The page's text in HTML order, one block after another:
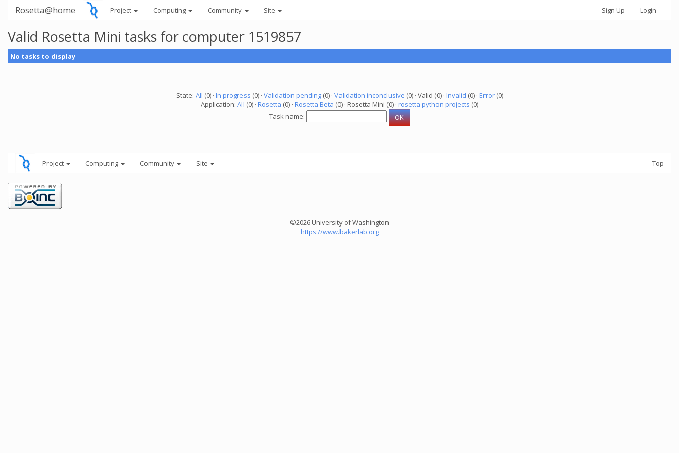
Rosetta@home Project Computing Community Site Sign Up Login
Valid Rosetta Mini tasks for computer 1519857
No tasks to display
State: All (0) · In progress (0) · Validation pending(0) · Validation inconclusive (0) · Valid (0) · Invalid (0) · Error(0)
Application: All (0) · Rosetta (0) · Rosetta Beta (0) · Rosetta Mini (0) · rosetta python projects (0)
Task name:
Project Computing Community Site Top
©2026 University of Washington
https://www.bakerlab.org